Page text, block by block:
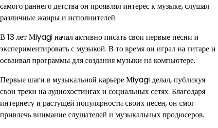
самого раннего детства он проявлял интерес к музыке, слушал
различные жанры и исполнителей.
В 13 лет Мiyagi начал активно писать свои первые песни и
экспериментировать с музыкой. В то время он играл на гитаре и
осваивал программы для создания музыки на компьютере.
Первые шаги в музыкальной карьере Мiyagi делал, публикуя
свои треки на аудиохостингах и социальных сетях. Благодаря
интернету и растущей популярности своих песен, он смог
привлечь внимание слушателей и музыкальных продюсеров.